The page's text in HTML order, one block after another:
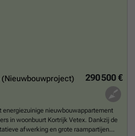
290 500 €
energiezuinige nieuwbouwappartement
in woonbuurt Kortrijk Vetex. Dankzij de
afwerking en grote raampartijen